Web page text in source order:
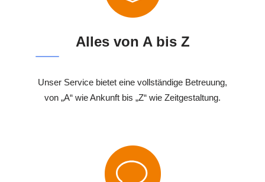
Alles von A bis Z
Unser Service bietet eine vollständige Betreuung,
von „A“ wie Ankunft bis „Z“ wie Zeitgestaltung.